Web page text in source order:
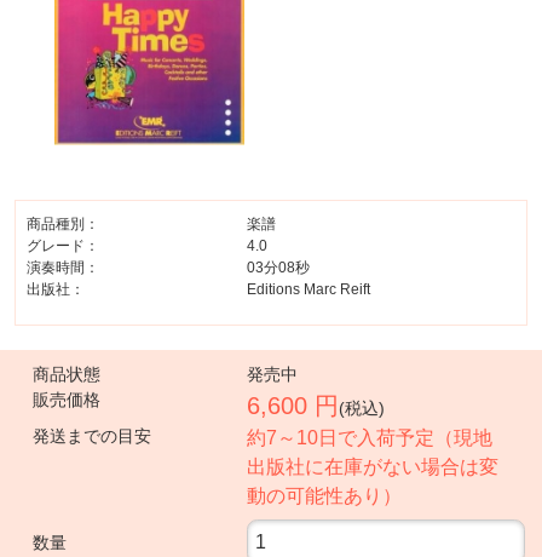
商品種別：
楽譜
グレード：
4.0
演奏時間：
03分08秒
出版社：
Editions Marc Reift
商品状態
発売中
販売価格
6,600 円 (税込)
発送までの目安
約7～10日で入荷予定（現地
出版社に在庫がない場合は変
動の可能性あり）
数量